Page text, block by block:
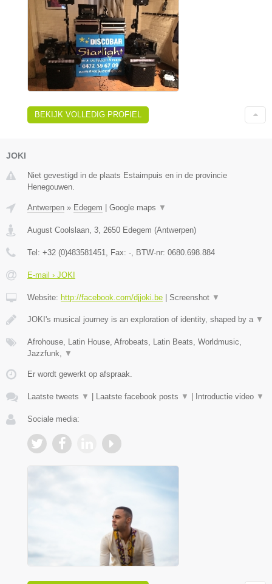
BEKIJK VOLLEDIG PROFIEL
JOKI
Niet gevestigd in de plaats Estaimpuis en in de provincie
Henegouwen.
Antwerpen » Edegem Google maps ▼
August Coolslaan, 3 2650 Edegem (Antwerpen)
Tel: +32 (0)483581451 , Fax: - , BTW-nr: 0680.698.884
E-mail › JOKI
Website: http://facebook.com/djjoki.be Screenshot ▼
JOKI's musical journey is an exploration of identity, shaped by a ▼
Afrohouse, Latin House, Afrobeats, Latin Beats, Worldmusic,
Jazzfunk,
▼
Er wordt gewerkt op afspraak.
Laatste tweets ▼ Laatste facebook posts ▼ Introductie video ▼
Sociale media: